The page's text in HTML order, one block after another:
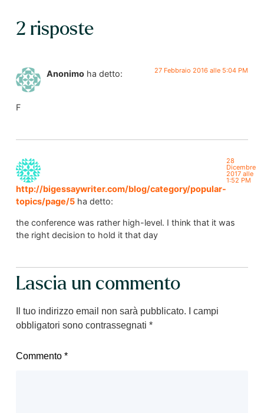
2 risposte
Anonimo ha detto: 27 Febbraio 2016 alle 5:04 PM
F
http://bigessaywriter.com/blog/category/popular-
topics/page/5 ha detto:
28
Dicembre
2017 alle
1:52 PM
the conference was rather high-level. I think that it was
the right decision to hold it that day
Lascia un commento
Il tuo indirizzo email non sarà pubblicato.
I campi
obbligatori sono contrassegnati *
Commento *